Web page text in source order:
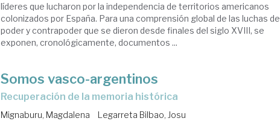
líderes que lucharon por la independencia de territorios americanos
colonizados por España. Para una comprensión global de las luchas de
poder y contrapoder que se dieron desde finales del siglo XVIII, se
exponen, cronológicamente, documentos ...
Somos vasco-argentinos
recuperación de la memoria histórica
Mignaburu, Magdalena Legarreta Bilbao, Josu